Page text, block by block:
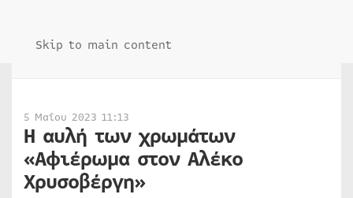
Skip to main content
5 Μαΐου 2023 11:13
Η αυλή των χρωμάτων
«Αφιέρωμα στον Αλέκο
Χρυσοβέργη»